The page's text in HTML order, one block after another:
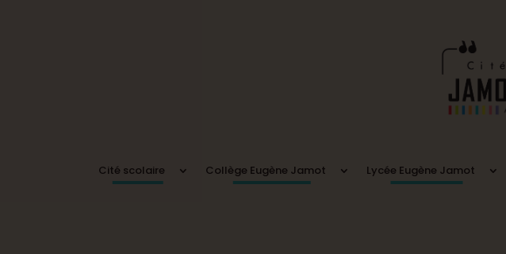
Cité scolaire Collège Eugène Jamot Lycée Eugène Jamot